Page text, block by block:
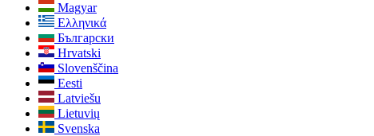
Magyar
Ελληνικά
Български
Hrvatski
Slovenščina
Eesti
Latviešu
Lietuvių
Svenska